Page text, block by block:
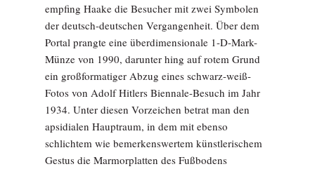
empfing Haake die Besucher mit zwei Symbolen
der deutsch-deutschen Vergangenheit. Über dem
Portal prangte eine überdimensionale 1-D-Mark-
Münze von 1990, darunter hing auf rotem Grund
ein großformatiger Abzug eines schwarz-weiß-
Fotos von Adolf Hitlers Biennale-Besuch im Jahr
1934. Unter diesen Vorzeichen betrat man den
apsidialen Hauptraum, in dem mit ebenso
schlichtem wie bemerkenswertem künstlerischem
Gestus die Marmorplatten des Fußbodens